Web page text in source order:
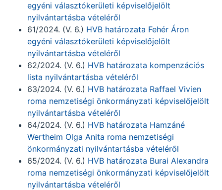
egyéni választókerületi képviselőjelölt
nyilvántartásba vételéről
61/2024. (V. 6.) HVB határozata Fehér Áron
egyéni választókerületi képviselőjelölt
nyilvántartásba vételéről
62/2024. (V. 6.) HVB határozata kompenzációs
lista nyilvántartásba vételéről
63/2024. (V. 6.) HVB határozata Raffael Vivien
roma nemzetiségi önkormányzati képviselőjelölt
nyilvántartásba vételéről
64/2024. (V. 6.) HVB határozata Hamzáné
Wertheim Olga Anita roma nemzetiségi
önkormányzati nyilvántartásba vételéről
65/2024. (V. 6.) HVB határozata Burai Alexandra
roma nemzetiségi önkormányzati képviselőjelölt
nyilvántartásba vételéről